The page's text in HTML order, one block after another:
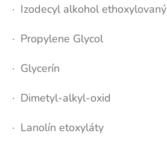
· Izodecyl alkohol ethoxylovaný
· Propylene Glycol
· Glycerín
· Dimetyl-alkyl-oxid
· Lanolín etoxyláty